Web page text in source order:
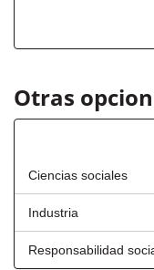
Otras
Ciencias sociales
Industria
Responsabilidad